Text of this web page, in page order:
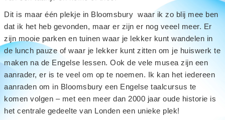
Dit is maar één plekje in Bloomsbury waar ik zo blij mee ben
dat ik het heb gevonden, maar er zijn er nog veeel meer. Er
zijn mooie parken en tuinen waar je lekker kunt wandelen in
de lunch pauze of waar je lekker kunt zitten om je huiswerk te
maken na de Engelse lessen. Ook de vele musea zijn een
aanrader, er is te veel om op te noemen. Ik kan het iedereen
aanraden om in Bloomsbury een Engelse taalcursus te
komen volgen – met een meer dan 2000 jaar oude historie is
het centrale gedeelte van Londen een unieke plek!